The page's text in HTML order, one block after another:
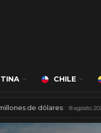
CHILE
450 mil millones de dólares